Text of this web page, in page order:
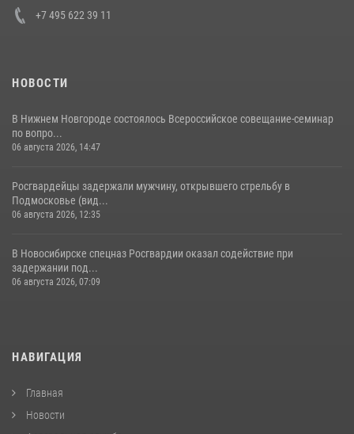
+7 495 622 39 11
НОВОСТИ
В Нижнем Новгороде состоялось Всероссийское совещание-семинар
по вопро...
06 августа 2026, 14:47
Росгвардейцы задержали мужчину, открывшего стрельбу в
Подмосковье (вид...
06 августа 2026, 12:35
В Новосибирске спецназ Росгвардии оказал содействие при
задержании под...
06 августа 2026, 07:09
НАВИГАЦИЯ
Главная
Новости